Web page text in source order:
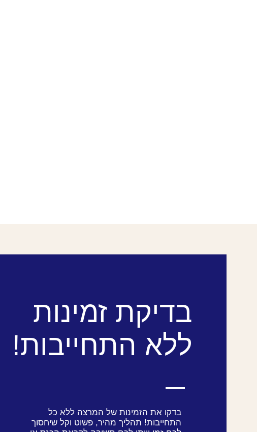
בדיקת זמינות
ללא התחייבות!
בדקו את הזמינות של המרצה ללא כל
התחייבות! תהליך מהיר, פשוט וקל שיחסוך